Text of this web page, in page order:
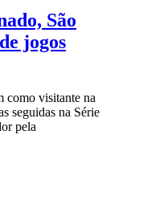
São
jogos
como visitante na
seguidas na Série
pela